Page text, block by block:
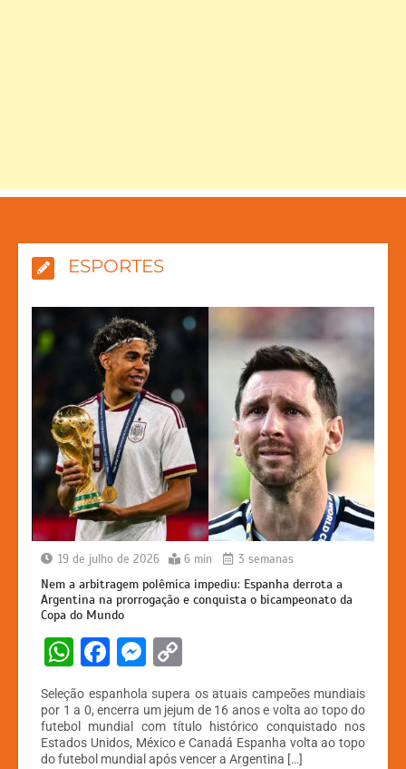
ESPORTES
19 de julho de 2026 6 min 3 semanas
Nem a arbitragem polêmica impediu: Espanha derrota a
Argentina na prorrogação e conquista o bicampeonato da
Copa do Mundo
W
h
at
s
F
a
c
e
M
s
s
p
y
Seleção espanhola supera os atuais campeões mundiais
por 1 a 0, encerra um jejum de 16 anos e volta ao topo do
futebol mundial com título histórico conquistado nos
Estados Unidos, México e Canadá Espanha volta ao topo
do futebol mundial após vencer a Argentina […]